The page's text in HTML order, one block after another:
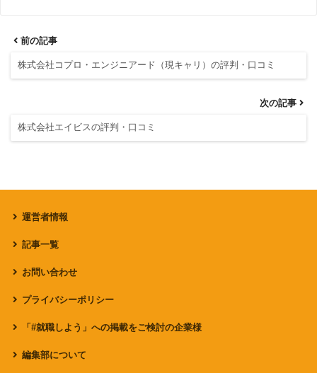
前の記事
株式会社コプロ・エンジニアード（現キャリ）の評判・口コミ
次の記事
株式会社エイビスの評判・口コミ
運営者情報
記事一覧
お問い合わせ
プライバシーポリシー
「#就職しよう」への掲載をご検討の企業様
編集部について